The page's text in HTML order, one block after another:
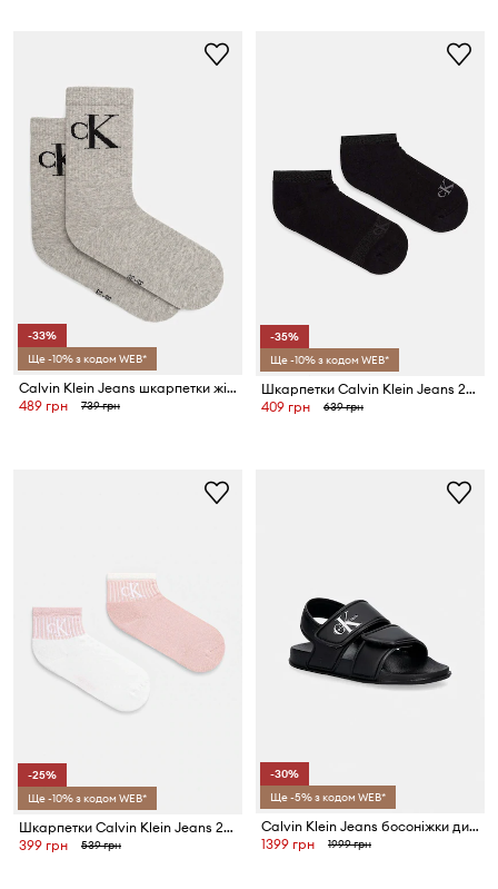
-33%
Ще -10% з кодом WEB*
Calvin Klein Jeans шкарпетки жіночі з бавовною 2 шт.
489 грн
739 грн
-35%
Ще -10% з кодом WEB*
Шкарпетки Calvin Klein Jeans 2-pack
409 грн
639 грн
-25%
Ще -10% з кодом WEB*
Шкарпетки Calvin Klein Jeans 2-pack
399 грн
539 грн
-30%
Ще -5% з кодом WEB*
Calvin Klein Jeans босоніжки дитячі
1399 грн
1999 грн